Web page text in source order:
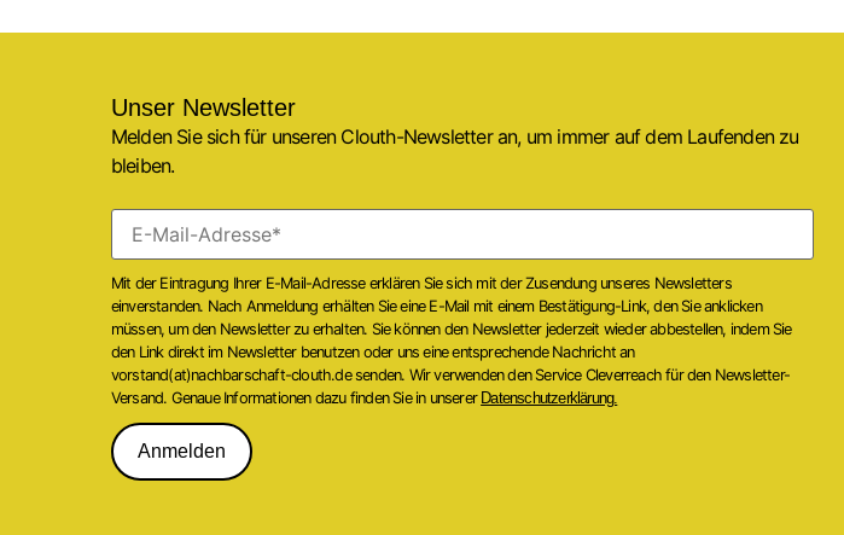
Unser Newsletter
Melden Sie sich für unseren Clouth-Newsletter an, um immer auf dem Laufenden zu
bleiben.
Mit der Eintragung Ihrer E-Mail-Adresse erklären Sie sich mit der Zusendung unseres Newsletters
einverstanden. Nach Anmeldung erhälten Sie eine E-Mail mit einem Bestätigung-Link, den Sie anklicken
müssen, um den Newsletter zu erhalten. Sie können den Newsletter jederzeit wieder abbestellen, indem Sie
den Link direkt im Newsletter benutzen oder uns eine entsprechende Nachricht an
vorstand(at)nachbarschaft-clouth.de senden. Wir verwenden den Service Cleverreach für den Newsletter-
Versand. Genaue Informationen dazu finden Sie in unserer Datenschutzerklärung.
Anmelden